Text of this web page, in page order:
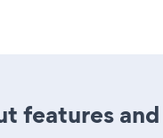
features